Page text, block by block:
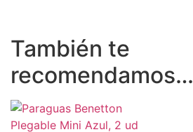
También te
recomendamos…